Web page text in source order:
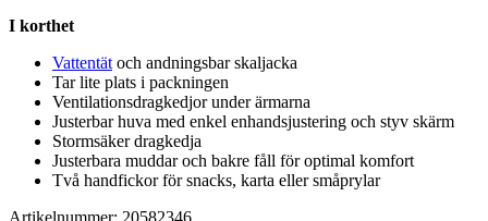
I korthet
Vattentät och andningsbar skaljacka
Tar lite plats i packningen
Ventilationsdragkedjor under ärmarna
Justerbar huva med enkel enhandsjustering och styv skärm
Stormsäker dragkedja
Justerbara muddar och bakre fåll för optimal komfort
Två handfickor för snacks, karta eller småprylar